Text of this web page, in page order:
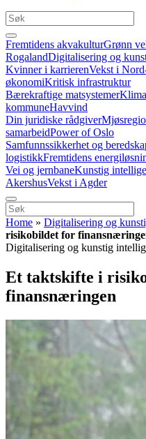
Fremtidens akvakulturGrønn
RogalandDigitalisering og
Kvinner i karrierenVekst i
økonomiKritisk infrastruktur
Bærekraftige matsystemer
kommuneHavvind
Din juridiske rådgiver
samarbeidPower of Oslo
Samfunnssikkerhet og
logistikkFremtidens
Vei og jernbaneKunstig
AkershusVekst i Agder
Home » Digitalisering og
risikobildet for
Digitalisering og kunstig
Et taktskifte i
finansnæringen